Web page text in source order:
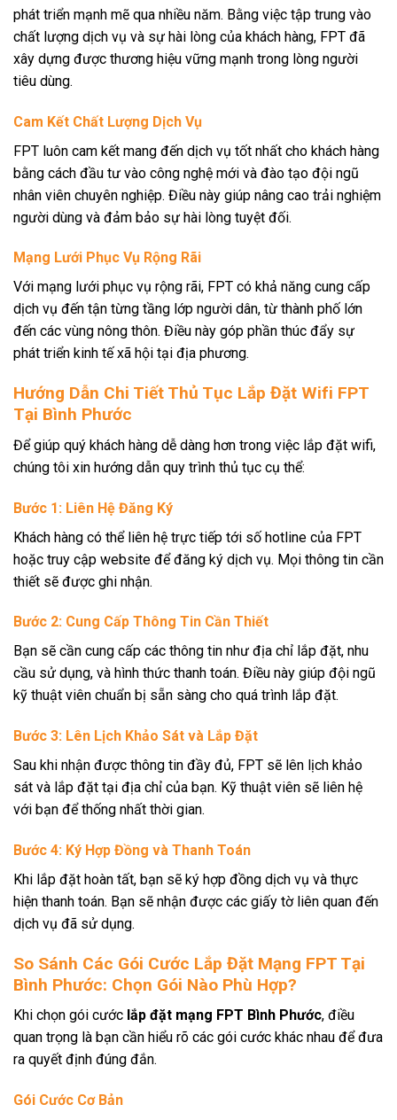
phát triển mạnh mẽ qua nhiều năm. Bằng việc tập trung vào
chất lượng dịch vụ và sự hài lòng của khách hàng, FPT đã
xây dựng được thương hiệu vững mạnh trong lòng người
tiêu dùng.
Cam Kết Chất Lượng Dịch Vụ
FPT luôn cam kết mang đến dịch vụ tốt nhất cho khách hàng
bằng cách đầu tư vào công nghệ mới và đào tạo đội ngũ
nhân viên chuyên nghiệp. Điều này giúp nâng cao trải nghiệm
người dùng và đảm bảo sự hài lòng tuyệt đối.
Mạng Lưới Phục Vụ Rộng Rãi
Với mạng lưới phục vụ rộng rãi, FPT có khả năng cung cấp
dịch vụ đến tận từng tầng lớp người dân, từ thành phố lớn
đến các vùng nông thôn. Điều này góp phần thúc đẩy sự
phát triển kinh tế xã hội tại địa phương.
Hướng Dẫn Chi Tiết Thủ Tục Lắp Đặt Wifi FPT
Tại Bình Phước
Để giúp quý khách hàng dễ dàng hơn trong việc lắp đặt wifi,
chúng tôi xin hướng dẫn quy trình thủ tục cụ thể:
Bước 1: Liên Hệ Đăng Ký
Khách hàng có thể liên hệ trực tiếp tới số hotline của FPT
hoặc truy cập website để đăng ký dịch vụ. Mọi thông tin cần
thiết sẽ được ghi nhận.
Bước 2: Cung Cấp Thông Tin Cần Thiết
Bạn sẽ cần cung cấp các thông tin như địa chỉ lắp đặt, nhu
cầu sử dụng, và hình thức thanh toán. Điều này giúp đội ngũ
kỹ thuật viên chuẩn bị sẵn sàng cho quá trình lắp đặt.
Bước 3: Lên Lịch Khảo Sát và Lắp Đặt
Sau khi nhận được thông tin đầy đủ, FPT sẽ lên lịch khảo
sát và lắp đặt tại địa chỉ của bạn. Kỹ thuật viên sẽ liên hệ
với bạn để thống nhất thời gian.
Bước 4: Ký Hợp Đồng và Thanh Toán
Khi lắp đặt hoàn tất, bạn sẽ ký hợp đồng dịch vụ và thực
hiện thanh toán. Bạn sẽ nhận được các giấy tờ liên quan đến
dịch vụ đã sử dụng.
So Sánh Các Gói Cước Lắp Đặt Mạng FPT Tại
Bình Phước: Chọn Gói Nào Phù Hợp?
Khi chọn gói cước lắp đặt mạng FPT Bình Phước, điều
quan trọng là bạn cần hiểu rõ các gói cước khác nhau để đưa
ra quyết định đúng đắn.
Gói Cước Cơ Bản